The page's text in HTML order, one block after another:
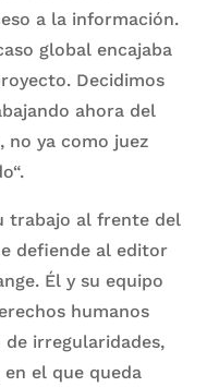
a la información.
global encajaba
Decidimos
ahora del
no ya como juez
trabajo al frente del
defiende al editor
Él y su equipo
humanos
de irregularidades,
el que queda